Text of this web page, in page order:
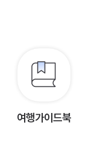
여행가이드북